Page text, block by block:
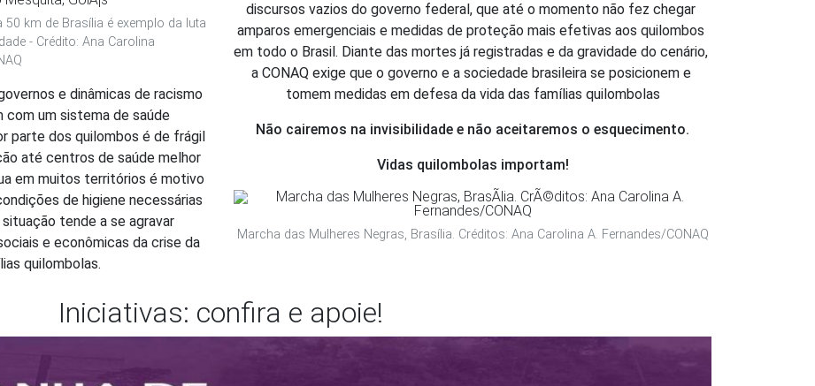
50 km de Brasília é exemplo da luta
- Crédito: Ana Carolina
e dinâmicas de racismo
com um sistema de saúde
parte dos quilombos é de frágil
até centros de saúde melhor
em muitos territórios é motivo
de higiene necessárias
tende a se agravar
e econômicas da crise da
quilombolas.
discursos vazios do governo federal, que até o momento não fez chegar
amparos emergenciais e medidas de proteção mais efetivas aos quilombos
em todo o Brasil. Diante das mortes já registradas e da gravidade do cenário,
a CONAQ exige que o governo e a sociedade brasileira se posicionem e
tomem medidas em defesa da vida das famílias quilombolas
Não cairemos na invisibilidade e não aceitaremos o esquecimento.
Vidas quilombolas importam!
Marcha das Mulheres Negras, Brasília. Créditos: Ana Carolina A. Fernandes/CONAQ
Iniciativas: confira e apoie!
de recursos URGENTE para moradores do
Vidal Martins diagnosticados com Covid
Community picks